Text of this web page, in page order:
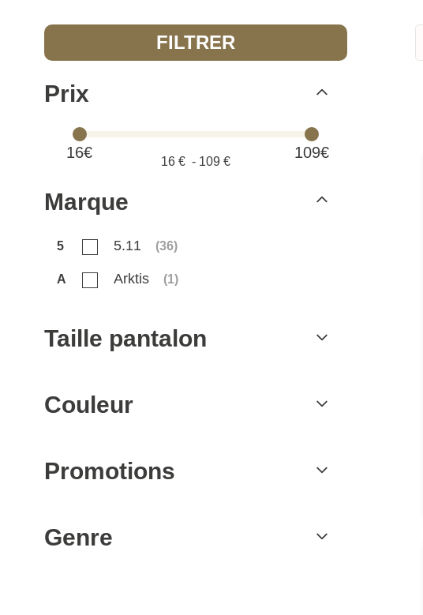
FILTRER
Prix
16€ 109€
16 € - 109 €
Marque
5 5.11 (36)
A Arktis (1)
Taille pantalon
Couleur
Promotions
Genre